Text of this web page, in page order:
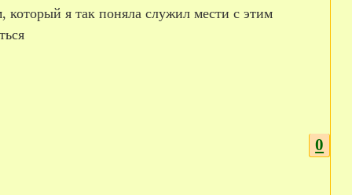
который я так поняла служил мести с этим
0